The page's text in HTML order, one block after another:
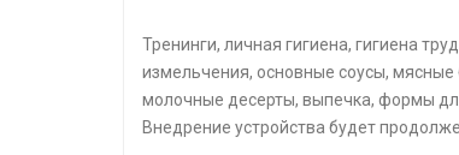
Тренинги, личная гигиена, гигиена
измельчения, основные соусы,
молочные десерты, выпечка, формы
Внедрение устройства будет